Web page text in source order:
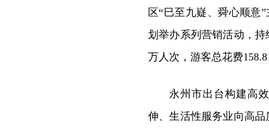
区“巳至九嶷、舜心顺
划举办系列营销活动，
万人次，游客总花费
永州市出台构建高
伸、生活性服务业向高品